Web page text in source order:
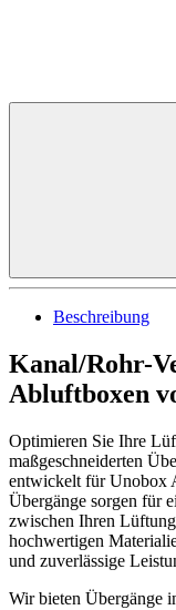
Beschreibung
Kanal/Rohr-
Abluftboxen
Optimieren Sie Ihre
maßgeschneiderten
entwickelt für Unobox
Übergänge sorgen für
zwischen Ihren
hochwertigen
und zuverlässige
Wir bieten Übergänge